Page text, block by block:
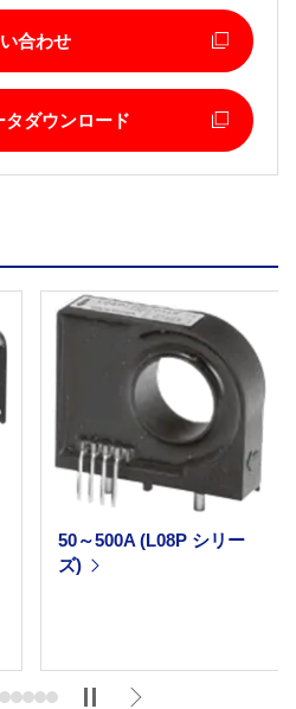
合わせ
ダウンロード
50～500A (L08P シリー
ズ)